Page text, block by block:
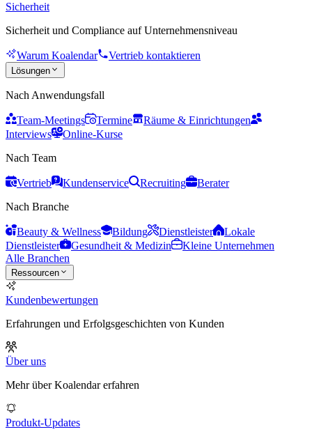
Sicherheit
Sicherheit und Compliance auf Unternehmensniveau
Warum Koalendar Vertrieb kontaktieren
Lösungen
Nach Anwendungsfall
Team-Meetings Termine
Räume & Einrichtungen
Interviews
Online-Kurse
Nach Team
Vertrieb Kundenservice Recruiting
Berater
Nach Branche
Beauty & Wellness Bildung Dienstleister
Lokale
Dienstleister
Gesundheit & Medizin
Kleine Unternehmen
Alle Branchen
Ressourcen
Kundenbewertungen
Erfahrungen und Erfolgsgeschichten von Kunden
Über uns
Mehr über Koalendar erfahren
Produkt-Updates